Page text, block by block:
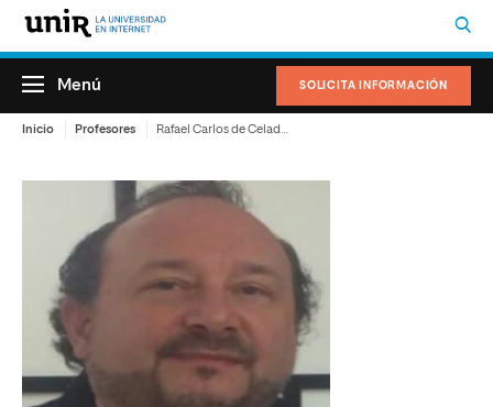
SOLICITA INFORMACIÓN
Menú
Inicio Profesores